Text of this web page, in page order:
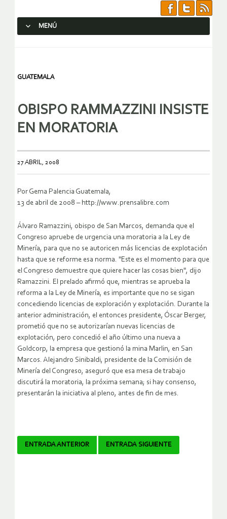
MENÚ
GUATEMALA
OBISPO RAMMAZZINI INSISTE
EN MORATORIA
27 ABRIL, 2008
Por Gema Palencia Guatemala,
13 de abril de 2008 – http://www.prensalibre.com
Álvaro Ramazzini, obispo de San Marcos, demanda que el
Congreso apruebe de urgencia una moratoria a la Ley de
Minería, para que no se autoricen más licencias de explotación
hasta que se reforme esa norma. "Este es el momento para que
el Congreso demuestre que quiere hacer las cosas bien", dijo
Ramazzini. El prelado afirmó que, mientras se aprueba la
reforma a la Ley de Minería, es importante que no se sigan
concediendo licencias de exploración y explotación. Durante la
anterior administración, el entonces presidente, Óscar Berger,
prometió que no se autorizarían nuevas licencias de
explotación, pero concedió el año último una nueva a
Goldcorp, la empresa que gestionó la mina Marlin, en San
Marcos. Alejandro Sinibaldi, presidente de la Comisión de
Minería del Congreso, aseguró que esa mesa de trabajo
discutirá la moratoria, la próxima semana; si hay consenso,
presentarán la iniciativa al pleno, antes de fin de mes.
Navegador
ENTRADA ANTERIOR ENTRADA SIGUIENTE